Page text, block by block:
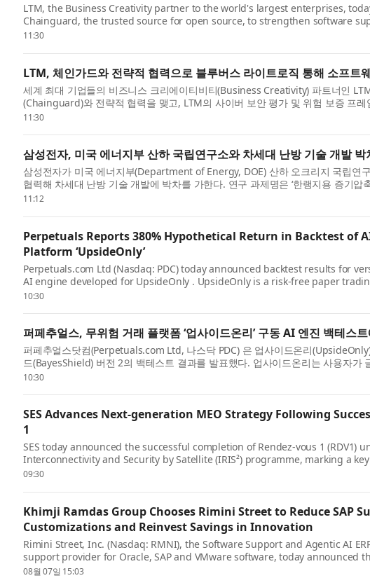
LTM, the Business Creativity partner to the world's largest enterprises,
Chainguard, the trusted source for open source, to strengthen software
RightLogic, LTM...
11:30
LTM, 체인가드와 전략적 협력으로 블루버스 라이트로직 통해 소프트
세계 최대 기업들의 비즈니스 크리에이티비티(Business Creativity) 파트너인
(Chainguard)와 전략적 협력을 맺고, LTM의 사이버 보안 평가 및 위험 보증 프
RightLogi...
11:30
삼성전자, 미국 에너지부 산하 국립연구소와 차세대 난방 기술 개발 박
삼성전자가 미국 에너지부(Department of Energy, DOE) 산하 오크리지 국립
협력해 차세대 난방 기술 개발에 박차를 가한다. 연구 과제명은 ‘한랭지용 증기
Vapor Compres...
11:12
Perpetuals Reports 380% Hypothetical Return in Backtest of
Platform ‘UpsideOnly’
Perpetuals.com Ltd (Nasdaq: PDC) today announced backtest results for
AI engine developed for UpsideOnly . UpsideOnly is a risk-free paper
using virtual mo...
10:30
퍼페추얼스, 무위험 거래 플랫폼 ‘업사이드온리’ 구동 AI 엔진 백테스
퍼페추얼스닷컴(Perpetuals.com Ltd, 나스닥 PDC) 은 업사이드온리
드(BayesShield) 버전 2의 백테스트 결과를 발표했다. 업사이드온리는 사용자가
가...
10:30
SES Advances Next-generation MEO Strategy Following
1
SES today announced the successful completion of Rendez-vous 1 (RDV1)
Interconnectivity and Security by Satellite (IRIS²) programme, marking a
implementation phase and reinf...
09:30
Khimji Ramdas Group Chooses Rimini Street to Reduce SAP
Customizations and Reinvest Savings in Innovation
Rimini Street, Inc. (Nasdaq: RMNI), the Software Support and Agentic AI
support provider for Oracle, SAP and VMware software, today announced
largest privately held c...
08월 07일 15:03